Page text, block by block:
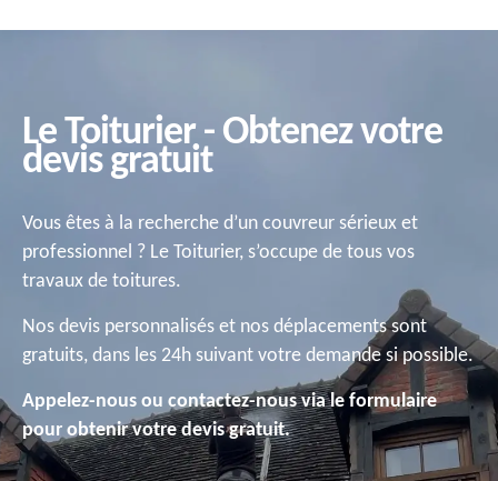
Le Toiturier - Obtenez votre
devis gratuit
Vous êtes à la recherche d’un couvreur sérieux et
professionnel ? Le Toiturier, s’occupe de tous vos
travaux de toitures.
Nos devis personnalisés et nos déplacements sont
gratuits, dans les 24h suivant votre demande si possible.
Appelez-nous ou contactez-nous via le formulaire
pour obtenir votre devis gratuit.